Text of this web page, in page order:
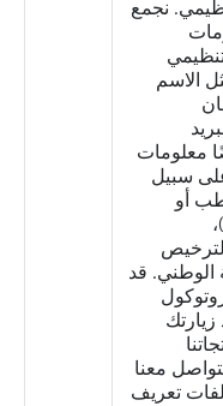
نجمع
الاسم
معلومات
سبيل
أو
الوطني. قد
زيارتك
معنا
تعريف